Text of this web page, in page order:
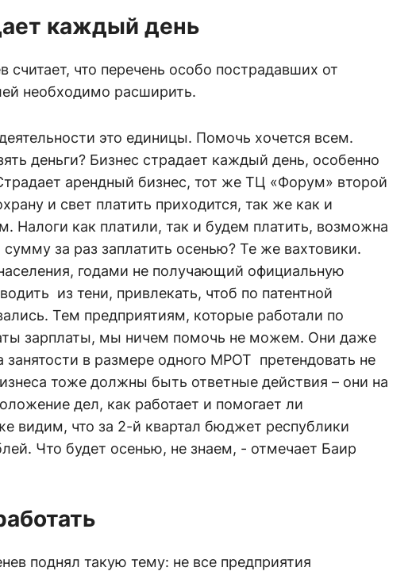
каждый день
считает, что перечень особо пострадавших от
необходимо расширить.
это единицы. Помочь хочется всем.
деньги? Бизнес страдает каждый день, особенно
арендный бизнес, тот же ТЦ «Форум» второй
и свет платить приходится, так же как и
Налоги как платили, так и будем платить, возможна
за раз заплатить осенью? Те же вахтовики.
годами не получающий официальную
из тени, привлекать, чтоб по патентной
Тем предприятиям, которые работали по
зарплаты, мы ничем помочь не можем. Они даже
занятости в размере одного МРОТ претендовать не
тоже должны быть ответные действия – они на
дел, как работает и помогает ли
видим, что за 2-й квартал бюджет республики
Что будет осенью, не знаем, - отмечает Баир
поднял такую тему: не все предприятия